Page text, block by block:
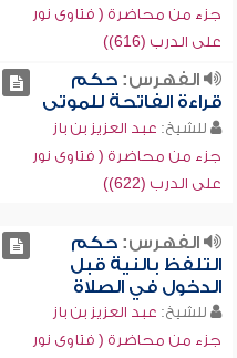
جزء من محاضرة ( فتاوى نور
على الدرب (616))
الفهرس:حكم
قراءة الفاتحة للموتى
للشيخ: عبد العزيز بن باز
جزء من محاضرة ( فتاوى نور
على الدرب (622))
الفهرس:حكم
التلفظ بالنية قبل
الدخول في الصلاة
للشيخ: عبد العزيز بن باز
جزء من محاضرة ( فتاوى نور